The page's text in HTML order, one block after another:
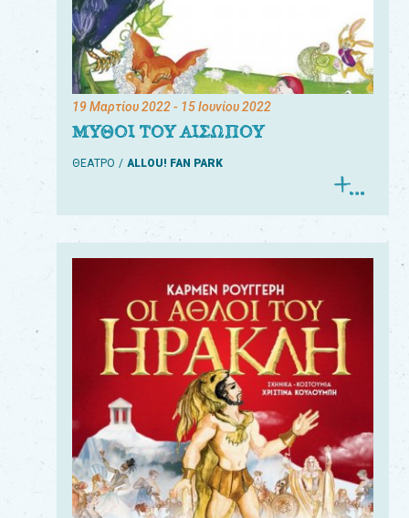
19 Μαρτίου 2022- 15 Ιουνίου 2022
ΜΥΘΟΙ ΤΟΥ ΑΙΣΩΠΟΥ
ΘΕΑΤΡΟ ALLOU! FAN PARK